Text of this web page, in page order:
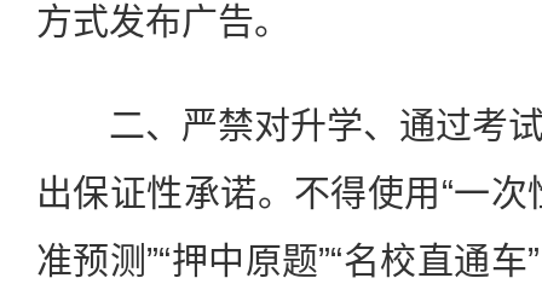
方式发布广告。
二、严禁对升学、通过考试
出保证性承诺。不得使用“一次
准预测”“押中原题”“名校直通